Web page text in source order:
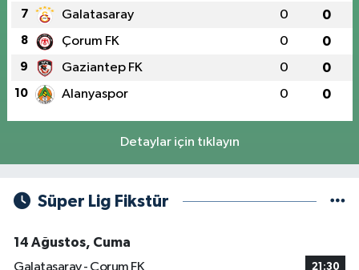
7 Galatasaray 0 0
8 Çorum FK 0 0
9 Gaziantep FK 0 0
10 Alanyaspor 0 0
Detaylar için tıklayın
Süper Lig Fikstür
14 Ağustos, Cuma
Galatasaray - Çorum FK
21:30